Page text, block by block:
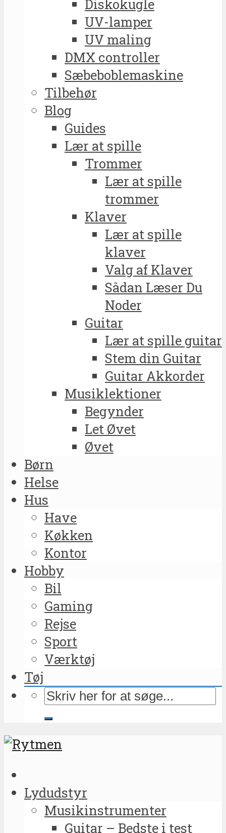
Diskokugle
UV-lamper
UV maling
DMX controller
Sæbeboblemaskine
Tilbehør
Blog
Guides
Lær at spille
Trommer
Lær at spille
trommer
Klaver
Lær at spille
klaver
Valg af Klaver
Sådan Læser Du
Noder
Guitar
Lær at spille guitar
Stem din Guitar
Guitar Akkorder
Musiklektioner
Begynder
Let Øvet
Øvet
Børn
Helse
Hus
Have
Køkken
Kontor
Hobby
Bil
Gaming
Rejse
Sport
Værktøj
Tøj
Lydudstyr
Musikinstrumenter
Guitar – Bedste i test